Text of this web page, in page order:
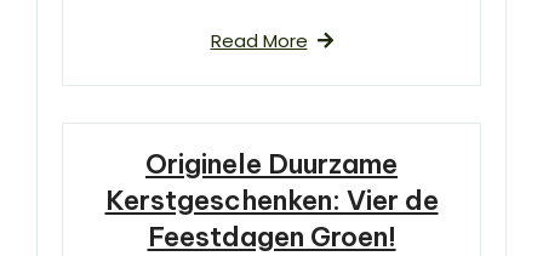
Read More
Originele Duurzame
Kerstgeschenken: Vier de
Feestdagen Groen!